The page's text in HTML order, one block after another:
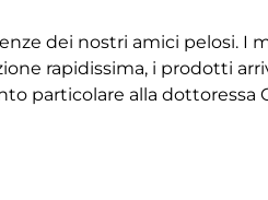
dei nostri amici pelosi. I
rapidissima, i prodotti
particolare alla dottoressa